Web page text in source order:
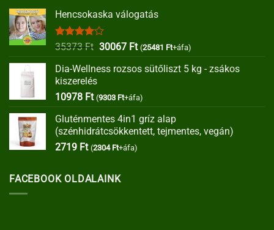
Hencsokaska válogatás
Értékelés:
35373Ft Original
was:
30067 FtCurrent
is:
(25481 Ft+áfa)
Dia-Wellness rozsos sütőliszt 5 kg - zsákos
kiszerelés
10978 Ft (9303 Ft+áfa)
Gluténmentes 4in1 gríz alap
(szénhidrátcsökkentett, tejmentes, vegán)
2719 Ft (2304 Ft+áfa)
FACEBOOK OLDALAINK